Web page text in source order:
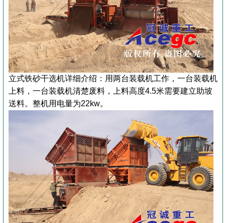
立式铁砂干选机详细介绍： 用两台装载机工作，一台装载机
上料，一台装载机清楚废料，上料高度4.5米需要建立助坡
送料。整机用电量为22kw。